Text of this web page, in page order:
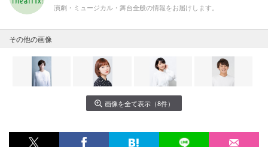
演劇・ミュージカル・舞台全般の情報をお届けします。
その他の画像
画像を全て表示（8件）